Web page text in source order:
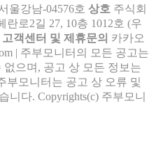
울강남-04576호 상호 주식회
로2길 27, 10층 1012호 (우
고객센터 및 제휴문의 카카오
| 주부모니터의 모든 공고는
으며, 공고 상 모든 정보는
부모니터는 공고 상 오류 및
니다. Copyrights(c) 주부모니